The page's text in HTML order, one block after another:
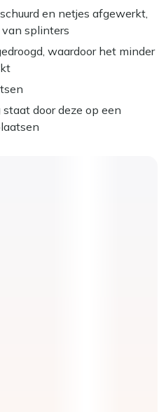
en netjes afgewerkt,
splinters
waardoor het minder
door deze op een